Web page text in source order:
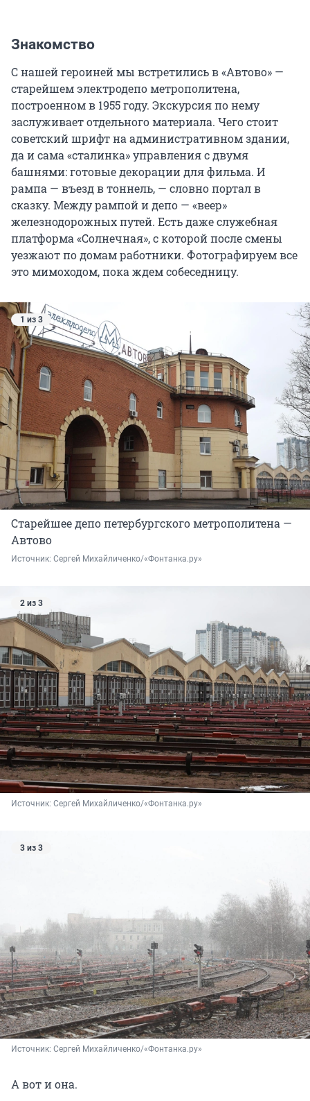
Знакомство
С нашей героиней мы встретились в «Автово» —
старейшем электродепо метрополитена,
построенном в 1955 году. Экскурсия по нему
заслуживает отдельного материала. Чего стоит
советский шрифт на административном здании,
да и сама «сталинка» управления с двумя
башнями: готовые декорации для фильма. И
рампа — въезд в тоннель, — словно портал в
сказку. Между рампой и депо — «веер»
железнодорожных путей. Есть даже служебная
платформа «Солнечная», с которой после смены
уезжают по домам работники. Фотографируем все
это мимоходом, пока ждем собеседницу.
1 из 3
Старейшее депо петербургского метрополитена —
Автово
Источник: Сергей Михайличенко/«Фонтанка.ру»
2 из 3
Источник: Сергей Михайличенко/«Фонтанка.ру»
3 из 3
Источник: Сергей Михайличенко/«Фонтанка.ру»
А вот и она.